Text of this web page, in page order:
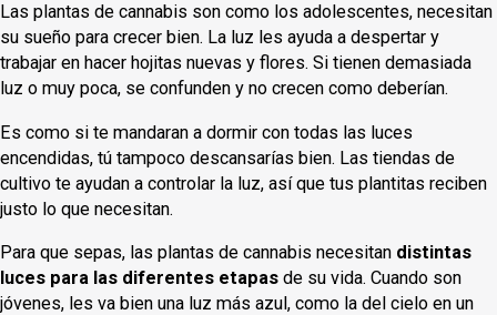
Las plantas de cannabis son como los adolescentes, necesitan
su sueño para crecer bien. La luz les ayuda a despertar y
trabajar en hacer hojitas nuevas y flores. Si tienen demasiada
luz o muy poca, se confunden y no crecen como deberían.
Es como si te mandaran a dormir con todas las luces
encendidas, tú tampoco descansarías bien. Las tiendas de
cultivo te ayudan a controlar la luz, así que tus plantitas reciben
justo lo que necesitan.
Para que sepas, las plantas de cannabis necesitan distintas
luces para las diferentes etapas de su vida. Cuando son
jóvenes, les va bien una luz más azul, como la del cielo en un